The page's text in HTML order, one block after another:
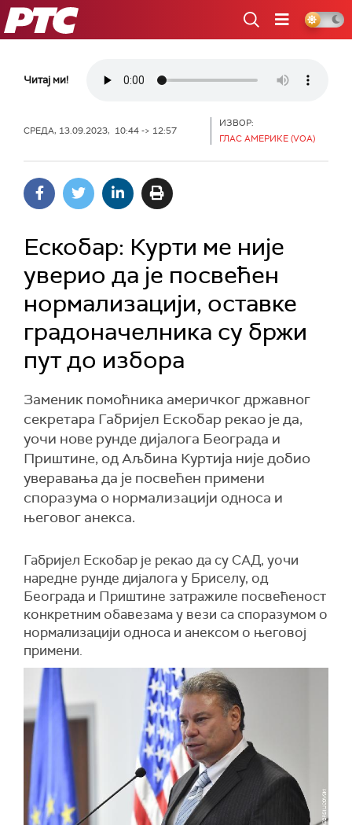
РТС
Читај ми!
СРЕДА, 13.09.2023, 10:44 -> 12:57
ИЗВОР:
ГЛАС АМЕРИКЕ (VOA)
Ескобар: Курти ме није
уверио да је посвећен
нормализацији, оставке
градоначелника су бржи
пут до избора
Заменик помоћника америчког државног
секретара Габријел Ескобар рекао је да,
уочи нове рунде дијалога Београда и
Приштине, од Аљбина Куртија није добио
уверавања да је посвећен примени
споразума о нормализацији односа и
његовог анекса.
Габријел Ескобар је рекао да су САД, уочи
наредне рунде дијалога у Бриселу, од
Београда и Приштине затражиле посвећеност
конкретним обавезама у вези са споразумом о
нормализацији односа и анексом о његовој
примени.